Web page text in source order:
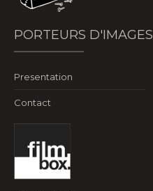
PORTEURS D'IMAGES
Presentation
Contact